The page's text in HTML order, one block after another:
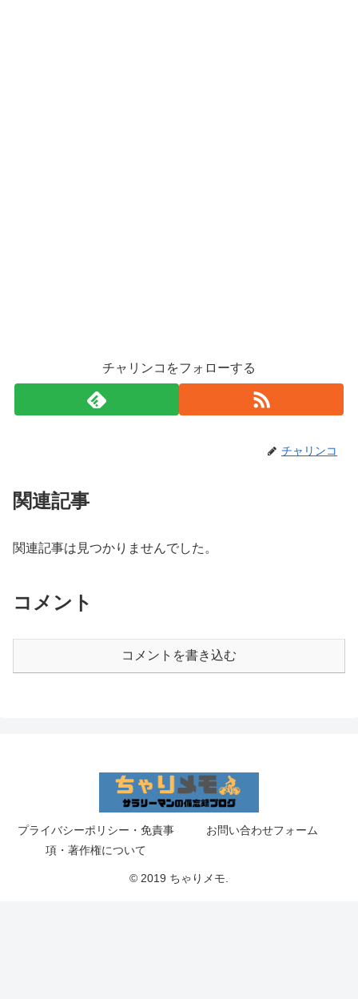
チャリンコをフォローする
チャリンコ
関連記事
関連記事は見つかりませんでした。
コメント
コメントを書き込む
プライバシーポリシー・免責事
項・著作権について
お問い合わせフォーム
© 2019 ちゃりメモ.